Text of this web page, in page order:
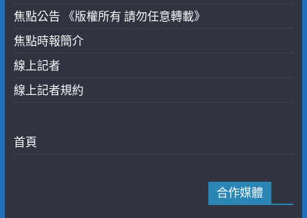
焦點公告 《版權所有 請勿任意轉載》
焦點時報簡介
線上記者
線上記者規約
首頁
合作媒體